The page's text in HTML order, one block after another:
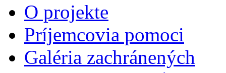
O projekte
Príjemcovia pomoci
Galéria zachránených